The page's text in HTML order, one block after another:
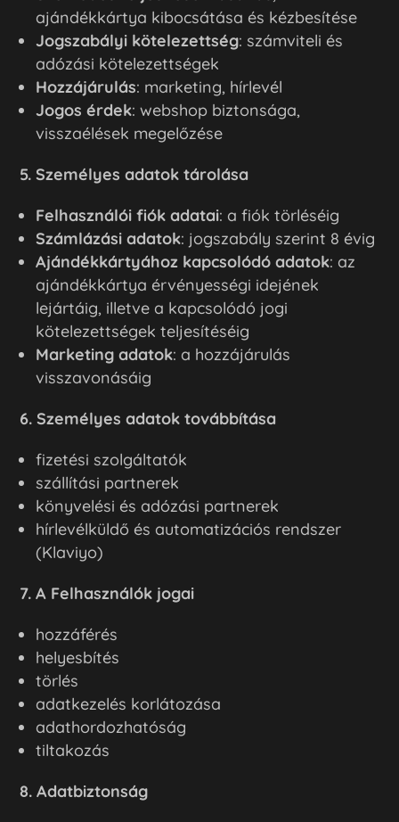
ajándékkártya kibocsátása és kézbesítése
Jogszabályi kötelezettség: számviteli és
adózási kötelezettségek
Hozzájárulás: marketing, hírlevél
Jogos érdek: webshop biztonsága,
visszaélések megelőzése
5. Személyes adatok tárolása
Felhasználói fiók adatai: a fiók törléséig
Számlázási adatok: jogszabály szerint 8 évig
Ajándékkártyához kapcsolódó adatok: az
ajándékkártya érvényességi idejének
lejártáig, illetve a kapcsolódó jogi
kötelezettségek teljesítéséig
Marketing adatok: a hozzájárulás
visszavonásáig
6. Személyes adatok továbbítása
fizetési szolgáltatók
szállítási partnerek
könyvelési és adózási partnerek
hírlevélküldő és automatizációs rendszer
(Klaviyo)
7. A Felhasználók jogai
hozzáférés
helyesbítés
törlés
adatkezelés korlátozása
adathordozhatóság
tiltakozás
8. Adatbiztonság